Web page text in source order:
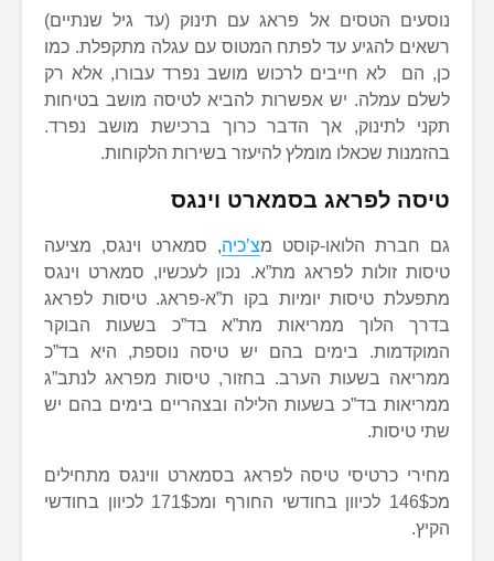
נוסעים הטסים אל פראג עם תינוק (עד גיל שנתיים)
רשאים להגיע עד לפתח המטוס עם עגלה מתקפלת. כמו
כן, הם לא חייבים לרכוש מושב נפרד עבורו, אלא רק
לשלם עמלה. יש אפשרות להביא לטיסה מושב בטיחות
תקני לתינוק, אך הדבר כרוך ברכישת מושב נפרד.
בהזמנות שכאלו מומלץ להיעזר בשירות הלקוחות.
טיסה לפראג בסמארט וינגס
גם חברת הלואו-קוסט מצ’כיה, סמארט וינגס, מציעה
טיסות זולות לפראג מת”א. נכון לעכשיו, סמארט וינגס
מתפעלת טיסות יומיות בקו ת”א-פראג. טיסות לפראג
בדרך הלוך ממריאות מת”א בד”כ בשעות הבוקר
המוקדמות. בימים בהם יש טיסה נוספת, היא בד”כ
ממריאה בשעות הערב. בחזור, טיסות מפראג לנתב”ג
ממריאות בד”כ בשעות הלילה ובצהריים בימים בהם יש
שתי טיסות.
מחירי כרטיסי טיסה לפראג בסמארט ווינגס מתחילים
מכ146$ לכיוון בחודשי החורף ומכ171$ לכיוון בחודשי
הקיץ.